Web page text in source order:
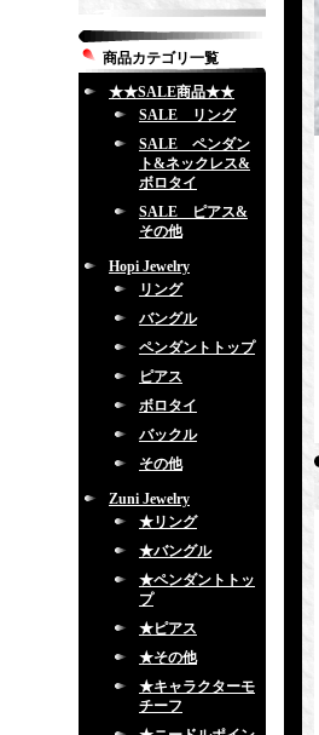
商品カテゴリ一覧
★★SALE商品★★
SALE リング
SALE ペンダン
ト&ネックレス&
ボロタイ
SALE ピアス&
その他
Hopi Jewelry
リング
バングル
ペンダントトップ
ピアス
ボロタイ
バックル
その他
Zuni Jewelry
★リング
★バングル
★ペンダントトッ
プ
★ピアス
★その他
★キャラクターモ
チーフ